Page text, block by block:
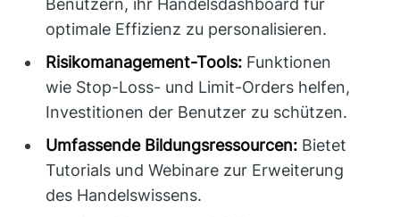
Benutzern, ihr Handelsdashboard für
optimale Effizienz zu personalisieren.
Risikomanagement-Tools: Funktionen
wie Stop-Loss- und Limit-Orders helfen,
Investitionen der Benutzer zu schützen.
Umfassende Bildungsressourcen: Bietet
Tutorials und Webinare zur Erweiterung
des Handelswissens.